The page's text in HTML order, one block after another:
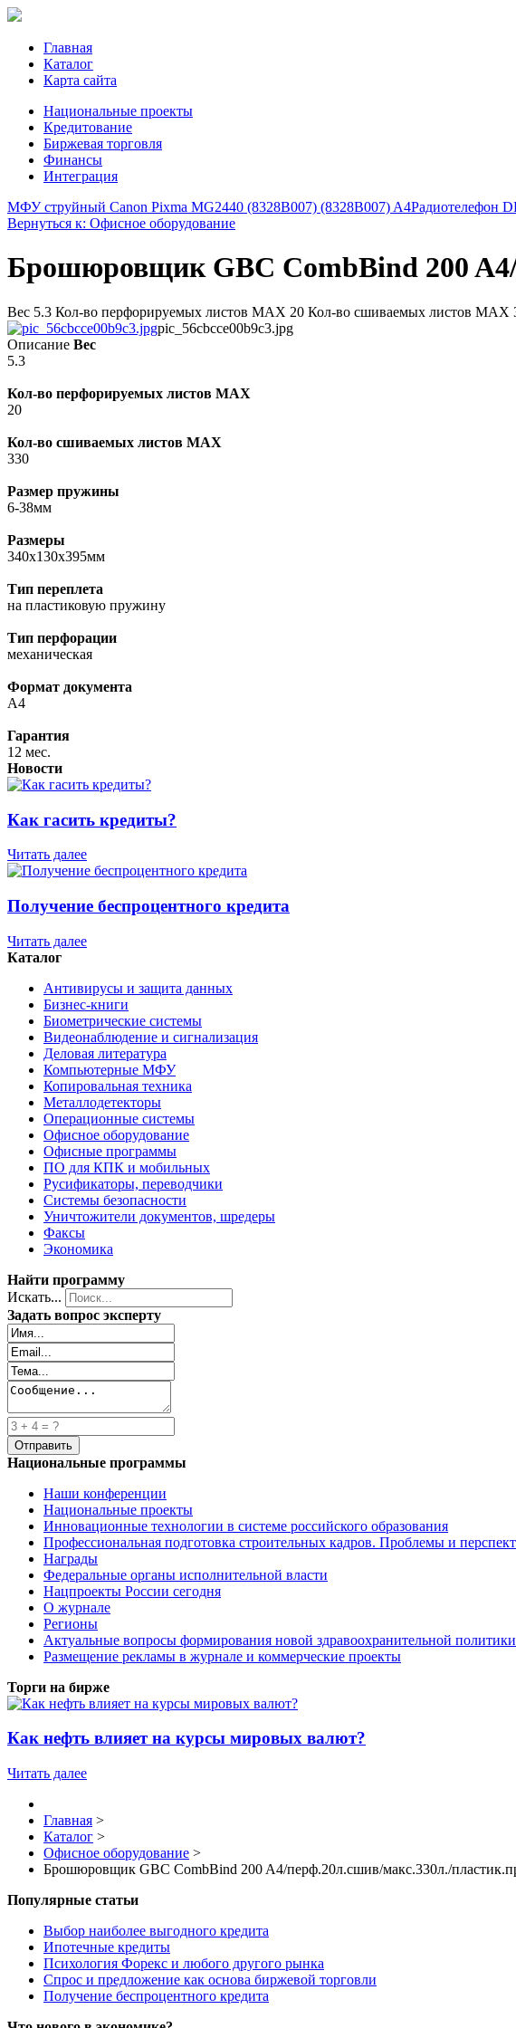
Главная
Каталог
Карта сайта
Национальные проекты
Кредитование
Биржевая торговля
Финансы
Интеграция
МФУ струйный Canon Pixma MG2440 (8328B007) (8328B007) A4Радиотелефон
Вернуться к: Офисное оборудование
Брошюровщик GBC CombBind 200
Вес 5.3 Кол-во перфорируемых листов MAX 20 Кол-во сшиваемых листов
pic_56cbcce00b9c3.jpg
Описание Вес
5.3
Кол-во перфорируемых листов MAX
20
Кол-во сшиваемых листов MAX
330
Размер пружины
6-38мм
Размеры
340x130x395мм
Тип переплета
на пластиковую пружину
Тип перфорации
механическая
Формат документа
A4
Гарантия
12 мес.
Новости
Как гасить кредиты?
Читать далее
Получение беспроцентного кредита
Читать далее
Каталог
Антивирусы и защита данных
Бизнес-книги
Биометрические системы
Видеонаблюдение и сигнализация
Деловая литература
Компьютерные МФУ
Копировальная техника
Металлодетекторы
Операционные системы
Офисное оборудование
Офисные программы
ПО для КПК и мобильных
Русификаторы, переводчики
Системы безопасности
Уничтожители документов, шредеры
Факсы
Экономика
Найти программу
Искать...
Задать вопрос эксперту
Национальные программы
Наши конференции
Национальные проекты
Инновационные технологии в системе российского образования
Профессиональная подготовка строительных кадров. Проблемы и
Награды
Федеральные органы исполнительной власти
Нацпроекты России сегодня
О журнале
Регионы
Актуальные вопросы формирования новой здравоохранительной политики
Размещение рекламы в журнале и коммерческие проекты
Торги на бирже
Как нефть влияет на курсы мировых валют?
Читать далее
Главная >
Каталог >
Офисное оборудование >
Брошюровщик GBC CombBind 200 A4/перф.20л.сшив/макс.330л./
Популярные статьи
Выбор наиболее выгодного кредита
Ипотечные кредиты
Психология Форекс и любого другого рынка
Спрос и предложение как основа биржевой торговли
Получение беспроцентного кредита